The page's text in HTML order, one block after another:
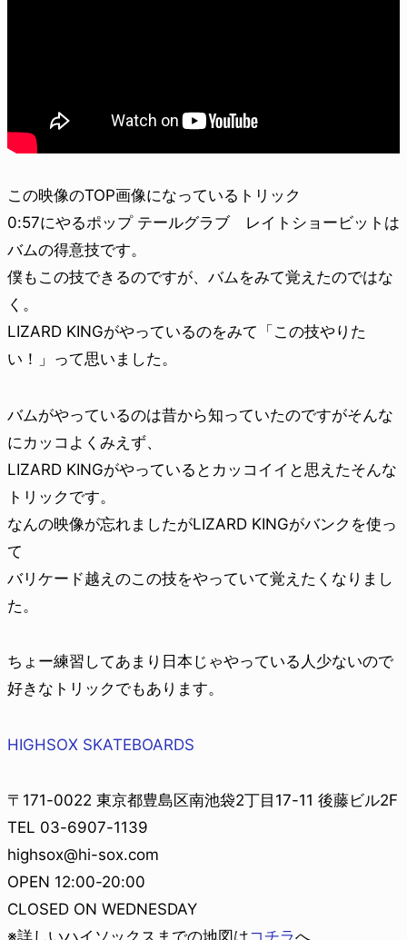
この映像のTOP画像になっているトリック
0:57にやるポップ テールグラブ レイトショービットは
バムの得意技です。
僕もこの技できるのですが、バムをみて覚えたのではな
く。
LIZARD KINGがやっているのをみて「この技やりた
い！」って思いました。
バムがやっているのは昔から知っていたのですがそんな
にカッコよくみえず、
LIZARD KINGがやっているとカッコイイと思えたそんな
トリックです。
なんの映像が忘れましたがLIZARD KINGがバンクを使っ
て
バリケード越えのこの技をやっていて覚えたくなりまし
た。
ちょー練習してあまり日本じゃやっている人少ないので
好きなトリックでもあります。
HIGHSOX SKATEBOARDS
〒171-0022 東京都豊島区南池袋2丁目17-11 後藤ビル2F
TEL 03-6907-1139
highsox@hi-sox.com
OPEN 12:00-20:00
CLOSED ON WEDNESDAY
※詳しいハイソックスまでの地図はコチラへ